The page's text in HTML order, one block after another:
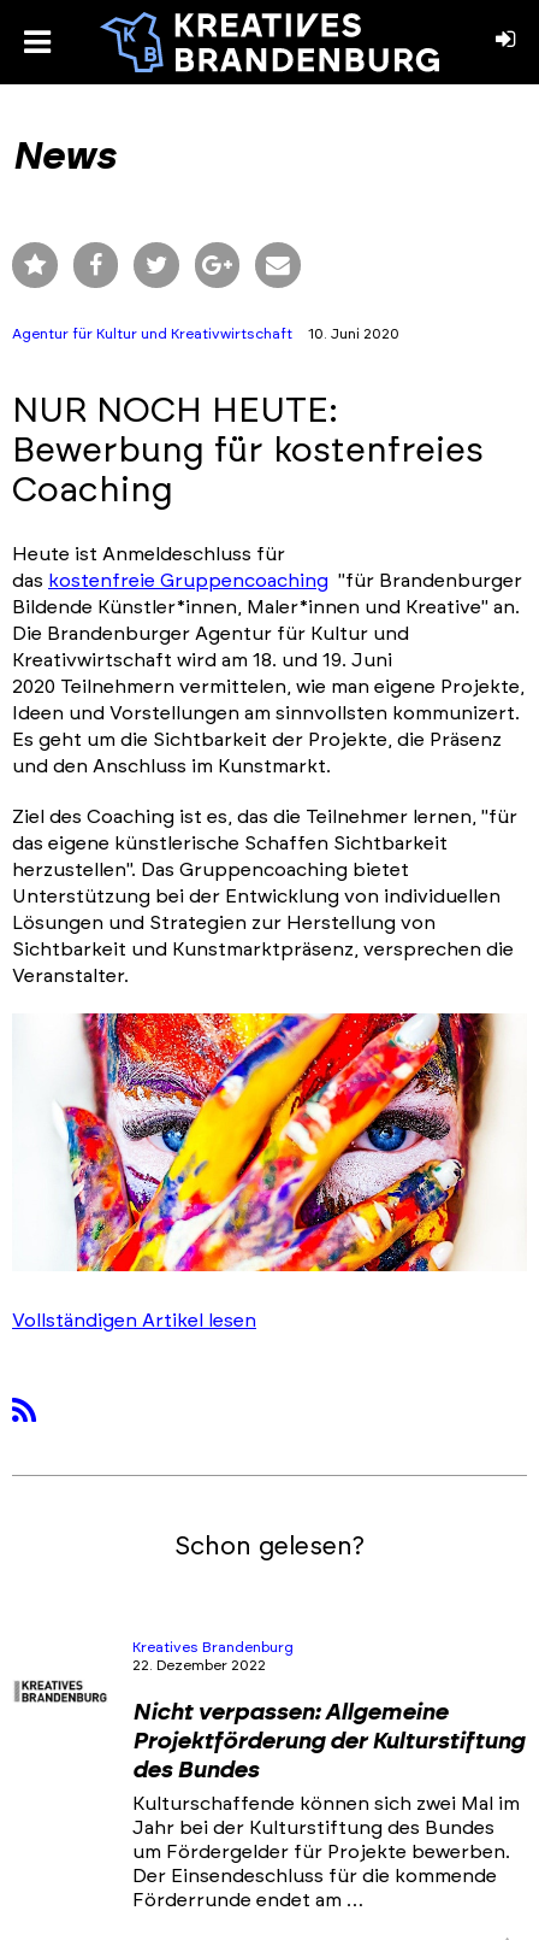
toggle
News
Agentur für Kultur und Kreativwirtschaft 10. Juni 2020
NUR NOCH HEUTE:
Bewerbung für kostenfreies
Coaching
Heute ist Anmeldeschluss für
das kostenfreie Gruppencoaching "für Brandenburger
Bildende Künstler*innen, Maler*innen und Kreative" an.
Die Brandenburger Agentur für Kultur und
Kreativwirtschaft wird am 18. und 19. Juni
2020 Teilnehmern vermittelen, wie man eigene Projekte,
Ideen und Vorstellungen am sinnvollsten kommunizert.
Es geht um die Sichtbarkeit der Projekte, die Präsenz
und den Anschluss im Kunstmarkt.
Ziel des Coaching ist es, das die Teilnehmer lernen, "für
das eigene künstlerische Schaffen Sichtbarkeit
herzustellen". Das Gruppencoaching bietet
Unterstützung bei der Entwicklung von individuellen
Lösungen und Strategien zur Herstellung von
Sichtbarkeit und Kunstmarktpräsenz, versprechen die
Veranstalter.
Vollständigen Artikel lesen
Schon gelesen?
Kreatives Brandenburg
22. Dezember 2022
Nicht verpassen: Allgemeine
Projektförderung der Kulturstiftung
des Bundes
Kulturschaffende können sich zwei Mal im
Jahr bei der Kulturstiftung des Bundes
um Fördergelder für Projekte bewerben.
Der Einsendeschluss für die kommende
Förderrunde endet am …